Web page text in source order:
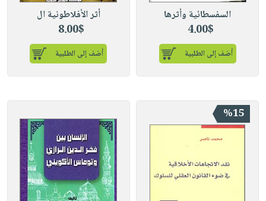
السفسطائية وأثرها
4.00$
أضف إلى الطلبية
أثر الأفلاطونية ال
8.00$
أضف إلى الطلبية
%15